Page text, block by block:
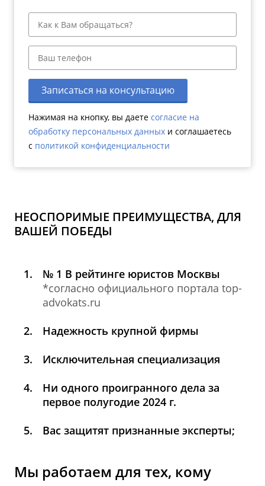
Записаться на консультацию
Нажимая на кнопку, вы даете согласие на
обработку персональных данных и соглашаетесь
c политикой конфиденциальности
НЕОСПОРИМЫЕ ПРЕИМУЩЕСТВА, ДЛЯ
ВАШЕЙ ПОБЕДЫ
№ 1 В рейтинге юристов Москвы
*согласно официального портала top-
advokats.ru
Надежность крупной фирмы
Исключительная специализация
Ни одного проигранного дела за
первое полугодие 2024 г.
Вас защитят признанные эксперты;
Мы работаем для тех, кому